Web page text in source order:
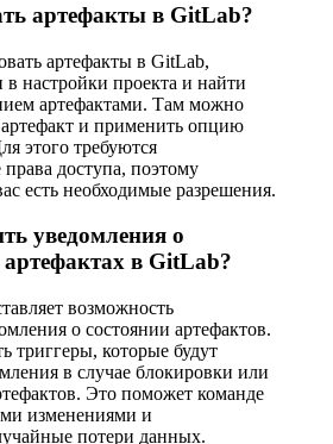
артефакты в GitLab?
артефакты в GitLab,
в настройки проекта и найти
артефактами. Там можно
и применить опцию
этого требуются
доступа, поэтому
есть необходимые разрешения.
уведомления о
в GitLab?
возможность
о состоянии артефактов.
триггеры, которые будут
в случае блокировки или
Это поможет команде
изменениями и
потери данных.